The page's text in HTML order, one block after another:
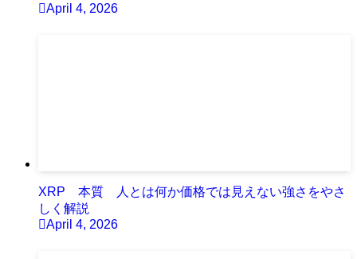
April 4, 2026
XRP 本質 人とは何か価格では見えない強さをやさ
しく解説
April 4, 2026